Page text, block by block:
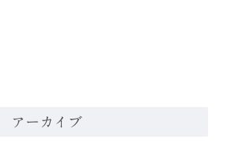
アーカイブ